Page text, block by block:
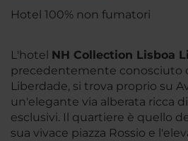
Hotel 100% non fumatori
L'hotel NH Collection Lisboa
precedentemente conosciuto
Liberdade, si trova proprio su
un'elegante via alberata ricca
esclusivi. Il quartiere è quello
sua vivace piazza Rossio e